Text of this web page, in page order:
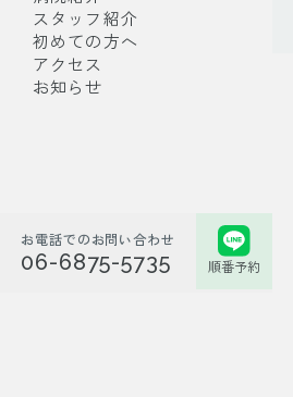
スタッフ紹介
初めての方へ
アクセス
お知らせ
お電話でのお問い合わせ
06-6875-5735 順番予約